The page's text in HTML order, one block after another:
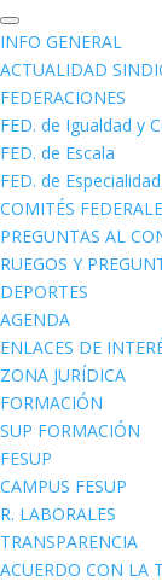
INFO GENERAL
ACTUALIDAD
FEDERACIONES
FED. de Igualdad y
FED. de Escala
FED. de Especialidad
COMITÉS
PREGUNTAS AL
RUEGOS Y
DEPORTES
AGENDA
ENLACES DE
ZONA JURÍDICA
FORMACIÓN
SUP FORMACIÓN
FESUP
CAMPUS FESUP
R. LABORALES
TRANSPARENCIA
ACUERDO CON LA